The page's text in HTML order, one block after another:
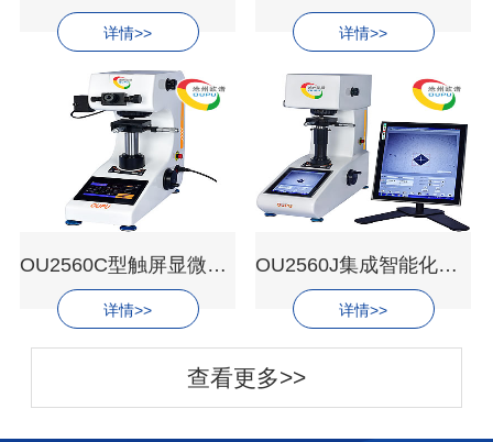
详情>> 详情>>
OU2560C型触屏显微维氏硬度计
详情>>
OU2560J集成智能化视觉显微维氏硬度计
详情>>
查看更多>>